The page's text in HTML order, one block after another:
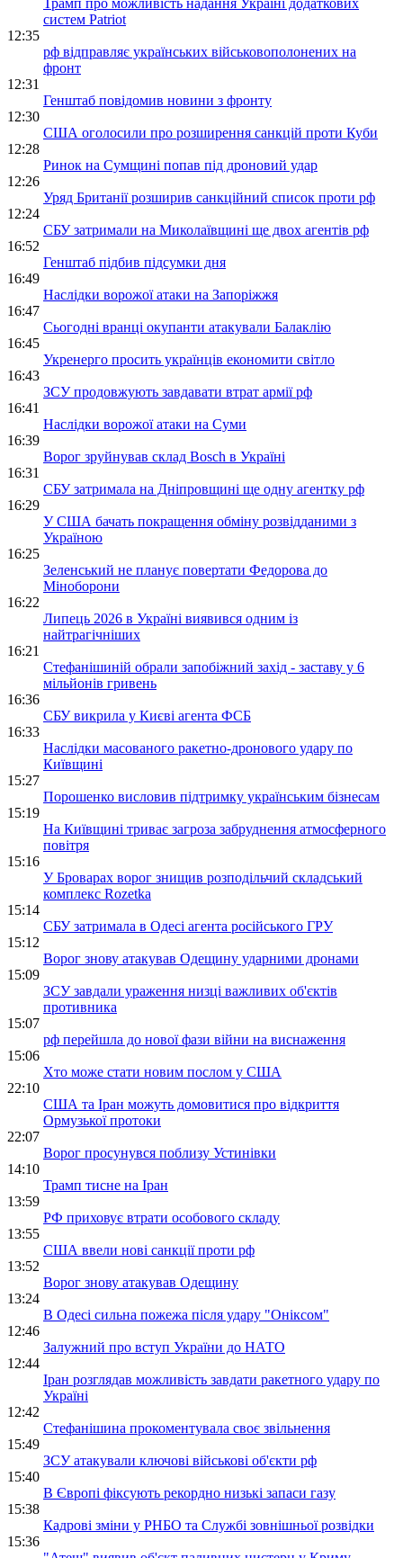
Трамп про можливість надання Україні додаткових
систем Patriot
12:35
рф відправляє українських військовополонених на
фронт
12:31
Генштаб повідомив новини з фронту
12:30
США оголосили про розширення санкцій проти Куби
12:28
Ринок на Сумщині попав під дроновий удар
12:26
Уряд Британії розширив санкційний список проти рф
12:24
СБУ затримали на Миколаївщині ще двох агентів рф
16:52
Генштаб підбив підсумки дня
16:49
Наслідки ворожої атаки на Запоріжжя
16:47
Сьогодні вранці окупанти атакували Балаклію
16:45
Укренерго просить українців економити світло
16:43
ЗСУ продовжують завдавати втрат армії рф
16:41
Наслідки ворожої атаки на Суми
16:39
Ворог зруйнував склад Bosch в Україні
16:31
СБУ затримала на Дніпровщині ще одну агентку рф
16:29
У США бачать покращення обміну розвідданими з
Україною
16:25
Зеленський не планує повертати Федорова до
Міноборони
16:22
Липець 2026 в Україні виявився одним із
найтрагічніших
16:21
Стефанішиній обрали запобіжний захід - заставу у 6
мільйонів гривень
16:36
СБУ викрила у Києві агента ФСБ
16:33
Наслідки масованого ракетно-дронового удару по
Київщині
15:27
Порошенко висловив підтримку українським бізнесам
15:19
На Київщині триває загроза забруднення атмосферного
повітря
15:16
У Броварах ворог знищив розподільчий складський
комплекс Rozetka
15:14
СБУ затримала в Одесі агента російського ГРУ
15:12
Ворог знову атакував Одещину ударними дронами
15:09
ЗСУ завдали ураження низці важливих об'єктів
противника
15:07
рф перейшла до нової фази війни на виснаження
15:06
Хто може стати новим послом у США
22:10
США та Іран можуть домовитися про відкриття
Ормузької протоки
22:07
Ворог просунувся поблизу Устинівки
14:10
Трамп тисне на Іран
13:59
РФ приховує втрати особового складу
13:55
США ввели нові санкції проти рф
13:52
Ворог знову атакував Одещину
13:24
В Одесі сильна пожежа після удару "Оніксом"
12:46
Залужний про вступ України до НАТО
12:44
Іран розглядав можливість завдати ракетного удару по
Україні
12:42
Стефанішина прокоментувала своє звільнення
15:49
ЗСУ атакували ключові військові об'єкти рф
15:40
В Європі фіксують рекордно низькі запаси газу
15:38
Кадрові зміни у РНБО та Службі зовнішньої розвідки
15:36